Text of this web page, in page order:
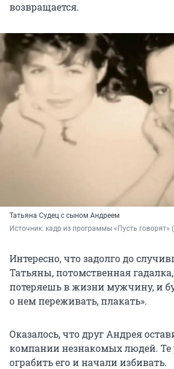
возвращается.
Татьяна Судец с сыном Андреем
Источник: кадр из программы «Пусть говорят»
Интересно, что задолго до
Татьяны, потомственная
потеряешь в жизни мужчину, и
о нем переживать, плакать».
Оказалось, что друг Андрея
компании незнакомых людей.
ограбить его и начали избивать.